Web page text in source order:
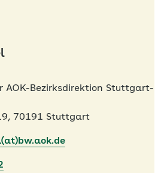
AOK-Bezirksdirektion Stuttgart-
70191 Stuttgart